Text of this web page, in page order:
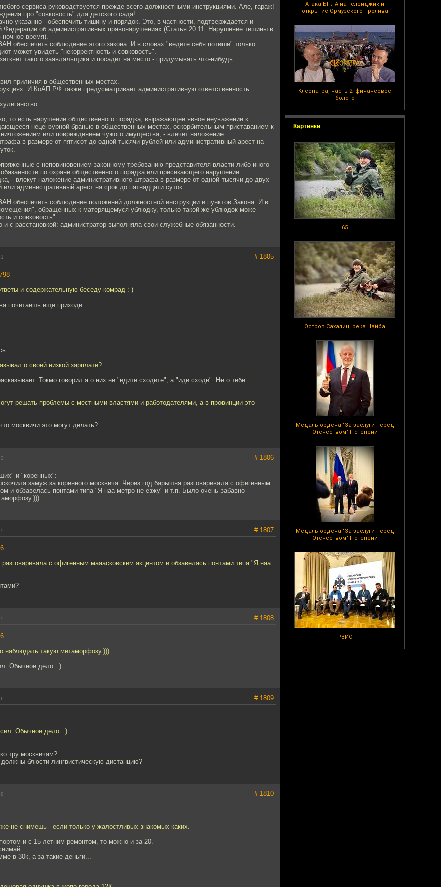
Атака БПЛА на Геленджик и
открытие Ормузского пролива
Клеопатра, часть 2: финансовое
болото
Картинки
65
Остров Сахалин, река Найба
Медаль ордена "За заслуги перед
Отечеством" II степени
Медаль ордена "За заслуги перед
Отечеством" II степени
РВИО
сервиса руководствуется прежде всего должностными инструкциями. Але, гараж!
про "совковость" для детского сада!
указанно - обеспечить тишину и порядок. Это, в частности, подтверждается и
Федерации об административных правонарушениях (Статья 20.11. Нарушение тишины в
время).
обеспечить соблюдение этого закона. И в словах "ведите себя потише" только
может увидеть "некорректность и совковость".
такого заявляльщика и посадит на место - придумывать что-нибудь
приличия в общественных местах.
И КоАП РФ также предусматривает административную ответственность:
то есть нарушение общественного порядка, выражающее явное неуважение к
нецензурной бранью в общественных местах, оскорбительным приставанием к
или повреждением чужого имущества, - влечет наложение
в размере от пятисот до одной тысячи рублей или административный арест на
с неповиновением законному требованию представителя власти либо иного
по охране общественного порядка или пресекающего нарушение
- влекут наложение административного штрафа в размере от одной тысячи до двух
или административный арест на срок до пятнадцати суток.
обеспечить соблюдение положений должностной инструкции и пунктов Закона. И в
обращенных к матерящемуся ублюдку, только такой же ублюдок може
и совковость".
с расстановкой: администратор выполняла свои служебные обязанности.
# 1805
и содержательную беседу комрад :-)
почитаешь ещё приходи.
о своей низкой зарплате?
Токмо говорил я о них не "идите сходите", а "иди сходи". Не о тебе
решать проблемы с местными властями и работодателями, а в провинции это
москвичи это могут делать?
# 1806
и "коренных":
замуж за коренного москвича. Через год барышня разговаривала с офигенным
и обзавелась понтами типа "Я наа метро не езжу" и т.п. Было очень забавно
# 1807
с офигенным мааасковским акцентом и обзавелась понтами типа "Я наа
# 1808
наблюдать такую метаморфозу.)))
Обычное дело. :)
# 1809
Обычное дело. :)
тру москвичам?
блюсти лингвистическую дистанцию?
# 1810
не снимешь - если только у жалостливых знакомых каких.
и с 15 летним ремонтом, то можно и за 20.
в 30к, а за такие деньги...